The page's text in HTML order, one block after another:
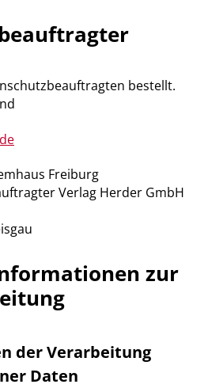
bestellt.
Freiburg
Verlag Herder GmbH
zur
der Verarbeitung
Daten